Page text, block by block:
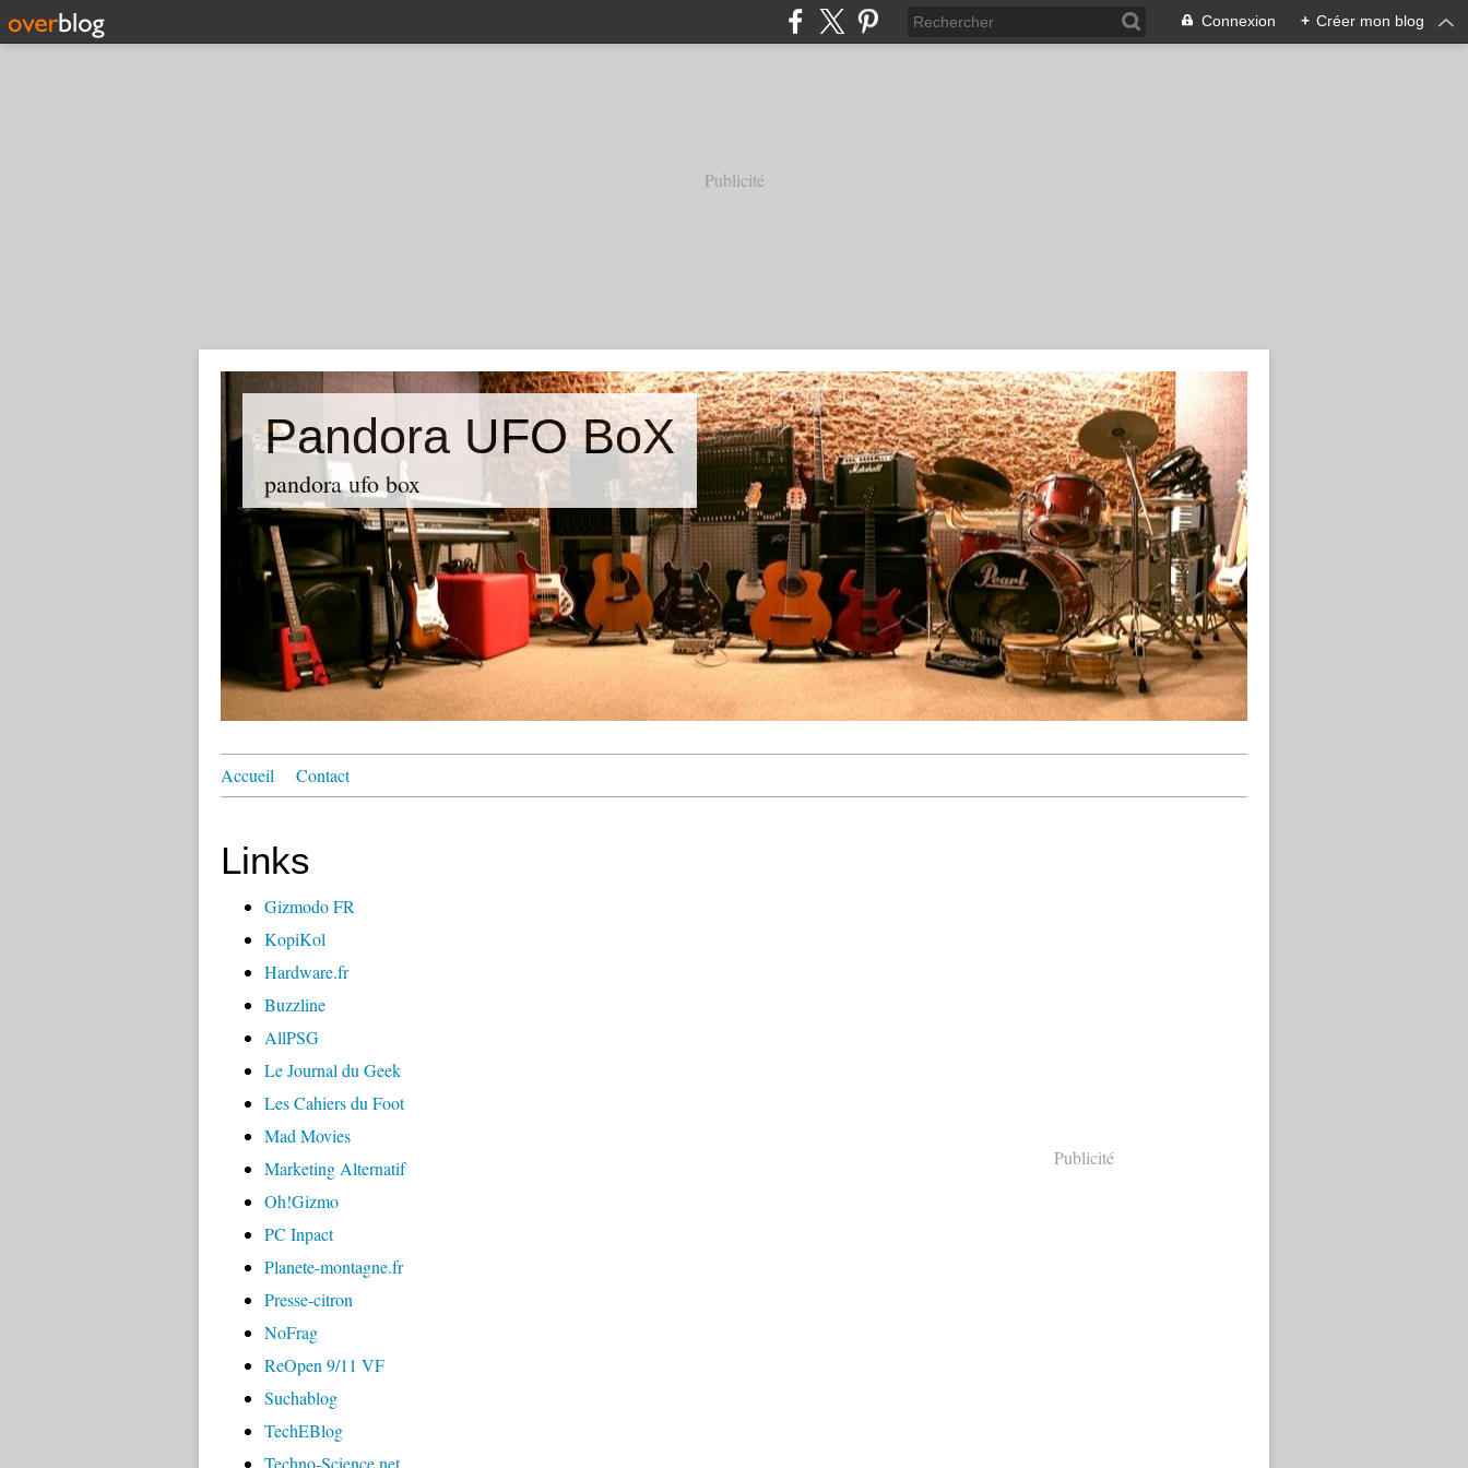
Connexion + Créer mon blog
Publicité
Pandora UFO BoX
pandora ufo box
Accueil Contact
Links
Gizmodo FR
KopiKol
Hardware.fr
Buzzline
AllPSG
Le Journal du Geek
Les Cahiers du Foot
Mad Movies
Marketing Alternatif
Oh!Gizmo
PC Inpact
Planete-montagne.fr
Presse-citron
NoFrag
ReOpen 9/11 VF
Suchablog
TechEBlog
Techno-Science.net
Publicité